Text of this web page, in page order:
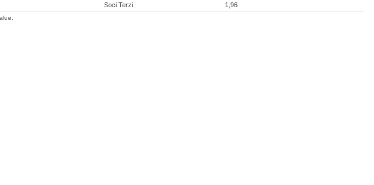
Soci Terzi
1,96